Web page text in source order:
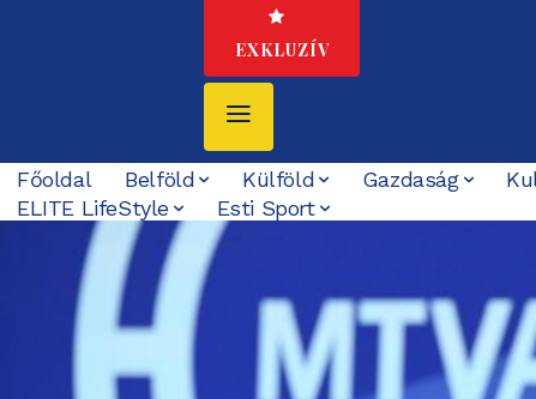
EXKLUZÍV
Főoldal Belföld Külföld Gazdaság
ELITE LifeStyle
Esti Sport